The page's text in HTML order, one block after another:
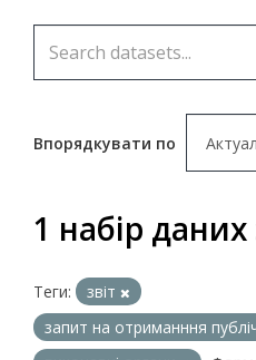
Впорядкувати по
1 набір
Теги:
звіт
запит на отриманння